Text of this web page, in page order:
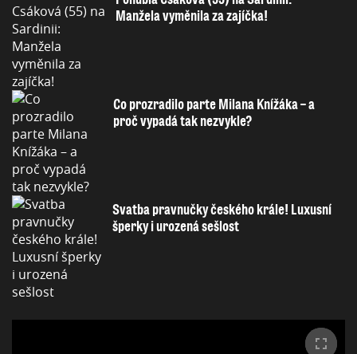
Manžela vyměnila za zajíčka!
Co prozradilo parte Milana Knížáka – a
proč vypadá tak nezvykle?
Svatba pravnučky českého krále! Luxusní
šperky i urozená sešlost